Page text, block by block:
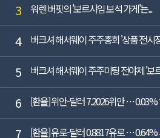
3 워렌 버핏의 '보르샤임 보석 가게'는...
4 버크셔 해서웨이 주주총회 '상품 전시
5 버크셔 해서웨이 주주미팅 전야제 '보
6 [환율] 위안-달러 7.2026위안 …
7 [환율] 유로-달러 0.8817유로 …